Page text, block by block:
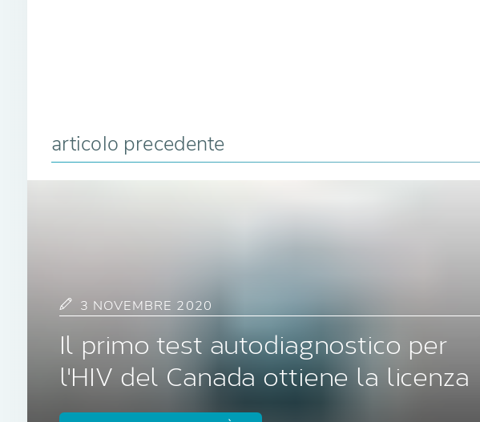
articolo precedente
3 NOVEMBRE 2020
Il primo test autodiagnostico per
l'HIV del Canada ottiene la licenza